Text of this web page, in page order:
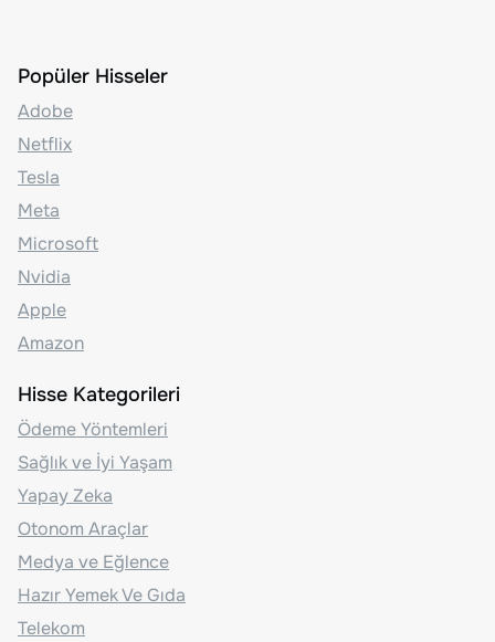
Popüler Hisseler
Adobe
Netflix
Tesla
Meta
Microsoft
Nvidia
Apple
Amazon
Hisse Kategorileri
Ödeme Yöntemleri
Sağlık ve İyi Yaşam
Yapay Zeka
Otonom Araçlar
Medya ve Eğlence
Hazır Yemek Ve Gıda
Telekom